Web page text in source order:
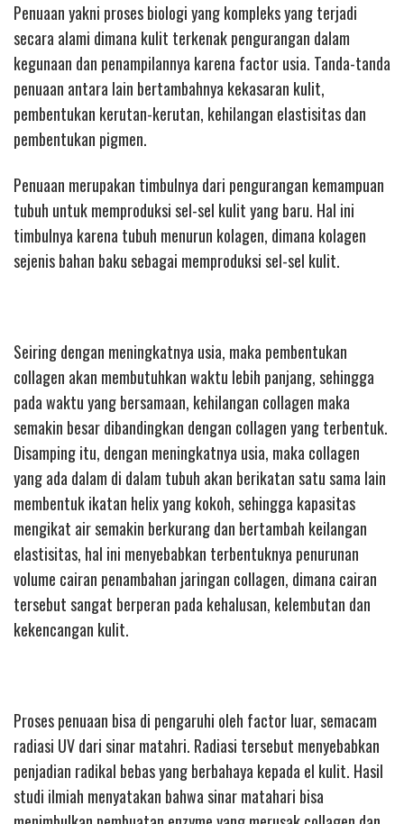
Penuaan yakni proses biologi yang kompleks yang terjadi
secara alami dimana kulit terkenak pengurangan dalam
kegunaan dan penampilannya karena factor usia. Tanda-tanda
penuaan antara lain bertambahnya kekasaran kulit,
pembentukan kerutan-kerutan, kehilangan elastisitas dan
pembentukan pigmen.
Penuaan merupakan timbulnya dari pengurangan kemampuan
tubuh untuk memproduksi sel-sel kulit yang baru. Hal ini
timbulnya karena tubuh menurun kolagen, dimana kolagen
sejenis bahan baku sebagai memproduksi sel-sel kulit.
Seiring dengan meningkatnya usia, maka pembentukan
collagen akan membutuhkan waktu lebih panjang, sehingga
pada waktu yang bersamaan, kehilangan collagen maka
semakin besar dibandingkan dengan collagen yang terbentuk.
Disamping itu, dengan meningkatnya usia, maka collagen
yang ada dalam di dalam tubuh akan berikatan satu sama lain
membentuk ikatan helix yang kokoh, sehingga kapasitas
mengikat air semakin berkurang dan bertambah keilangan
elastisitas, hal ini menyebabkan terbentuknya penurunan
volume cairan penambahan jaringan collagen, dimana cairan
tersebut sangat berperan pada kehalusan, kelembutan dan
kekencangan kulit.
Proses penuaan bisa di pengaruhi oleh factor luar, semacam
radiasi UV dari sinar matahri. Radiasi tersebut menyebabkan
penjadian radikal bebas yang berbahaya kepada el kulit. Hasil
studi ilmiah menyatakan bahwa sinar matahari bisa